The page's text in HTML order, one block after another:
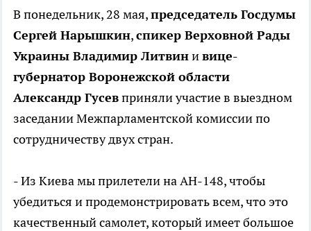
В понедельник, 28 мая,председатель Госдумы
Сергей Нарышкин,спикер Верховной Рады
Украины Владимир Литвинивице-
губернатор Воронежской области
Александр Гусевприняли участие в выездном
заседании Межпарламентской комиссии по
сотрудничеству двух стран.
- Из Киева мы прилетели на АН-148, чтобы
убедиться и продемонстрировать всем, что это
качественный самолет, который имеет большое